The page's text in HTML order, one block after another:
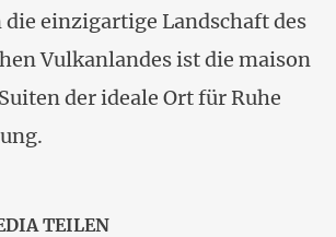
einzigartige Landschaft des
Vulkanlandes ist die maison
der ideale Ort für Ruhe
TEILEN